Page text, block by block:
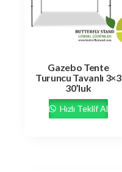
Gazebo Tente
Turuncu Tavanlı 3×3
30’luk
Hızlı Teklif Al